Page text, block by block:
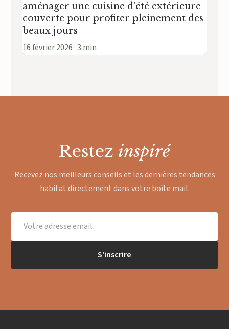
aménager une cuisine d’été extérieure
couverte pour profiter pleinement des
beaux jours
16 février 2026 · 3 min
Restez inspiré
Recevez nos meilleurs conseils et les dernières tendances
habitat directement dans votre boîte mail.
S'inscrire